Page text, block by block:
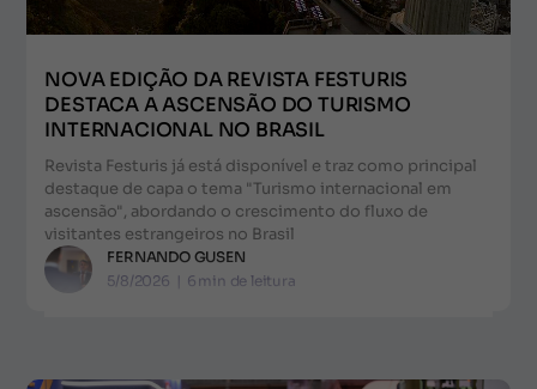
NOVA EDIÇÃO DA REVISTA FESTURIS
DESTACA A ASCENSÃO DO TURISMO
INTERNACIONAL NO BRASIL
Revista Festuris já está disponível e traz como principal
destaque de capa o tema "Turismo internacional em
ascensão", abordando o crescimento do fluxo de
visitantes estrangeiros no Brasil
FERNANDO GUSEN
5/8/2026 | 6 min de leitura